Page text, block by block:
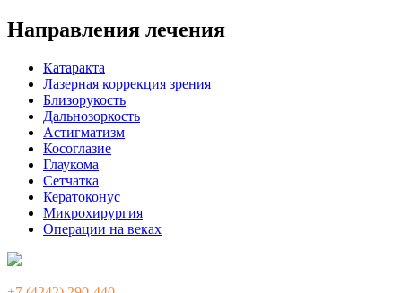
Направления лечения
Катаракта
Лазерная коррекция зрения
Близорукость
Дальнозоркость
Астигматизм
Косоглазие
Глаукома
Сетчатка
Кератоконус
Микрохирургия
Операции на веках